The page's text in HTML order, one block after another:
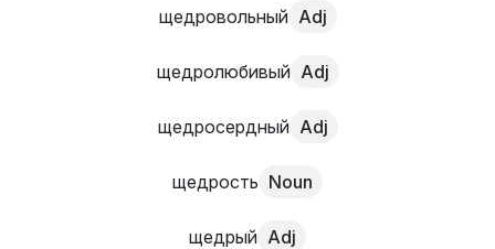
щедровольный Adj
щедролюбивый Adj
щедросердный Adj
щедрость Noun
щедрый Adj